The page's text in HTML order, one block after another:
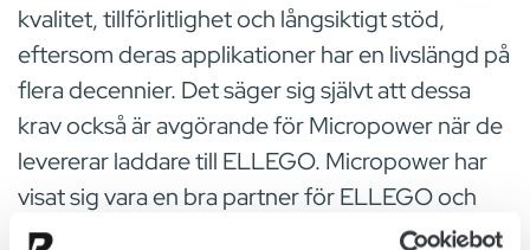
kvalitet, tillförlitlighet och långsiktigt stöd,
eftersom deras applikationer har en livslängd på
flera decennier. Det säger sig självt att dessa
krav också är avgörande för Micropower när de
levererar laddare till ELLEGO. Micropower har
visat sig vara en bra partner för ELLEGO och
visar det långsiktiga engagemang som krävs i